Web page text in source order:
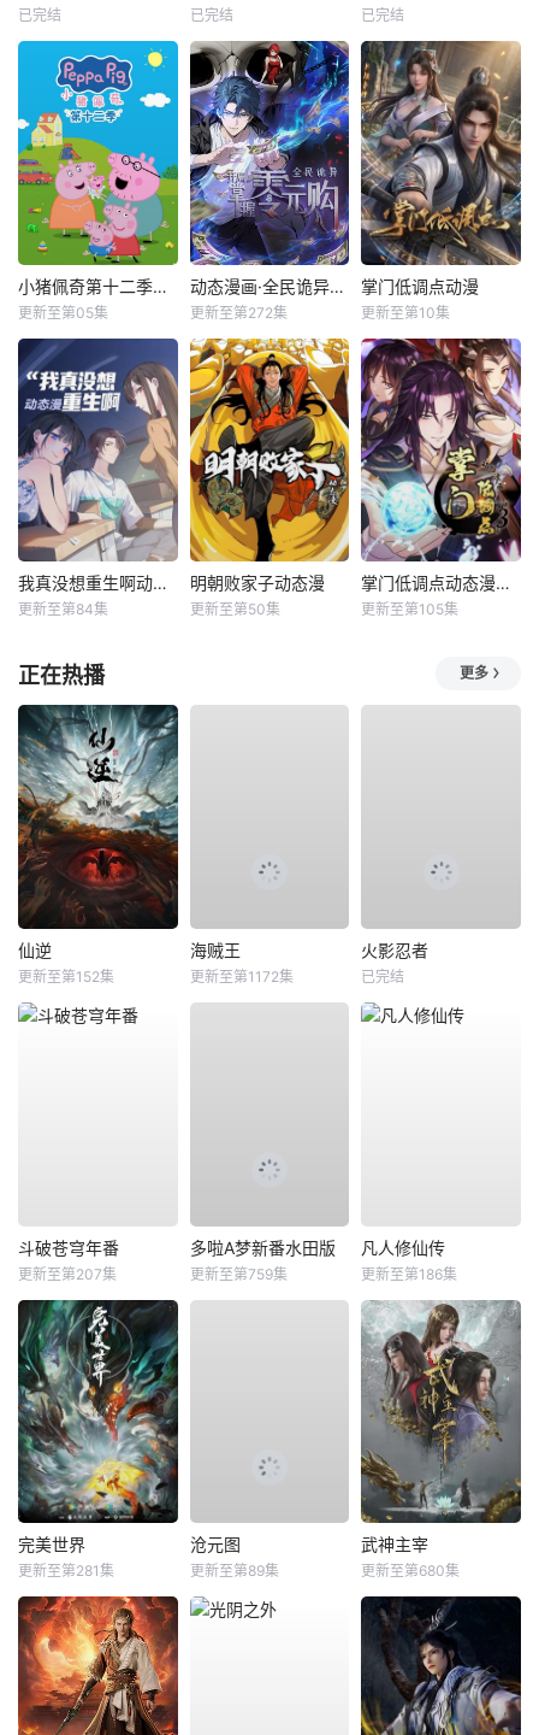
已完结 已完结 已完结
小猪佩奇第十二季国语
更新至第05集
动态漫画·全民诡异：开局掌握零元购
更新至第272集
掌门低调点动漫
更新至第10集
我真没想重生啊动态漫
更新至第84集
明朝败家子动态漫
更新至第50集
掌门低调点动态漫第三季动态漫
更新至第105集
正在热播 更多
仙逆
更新至第152集
海贼王
更新至第1172集
火影忍者
已完结
斗破苍穹年番
更新至第207集
多啦A梦新番水田版
更新至第759集
凡人修仙传
更新至第186集
完美世界
更新至第281集
沧元图
更新至第89集
武神主宰
更新至第680集